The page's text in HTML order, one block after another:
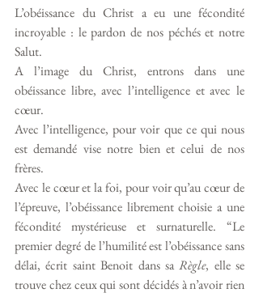
L’obéissance du Christ a eu une fécondité
incroyable : le pardon de nos péchés et notre
Salut.
A l’image du Christ, entrons dans une
obéissance libre, avec l’intelligence et avec le
cœur.
Avec l’intelligence, pour voir que ce qui nous
est demandé vise notre bien et celui de nos
frères.
Avec le cœur et la foi, pour voir qu’au cœur de
l’épreuve, l’obéissance librement choisie a une
fécondité mystérieuse et surnaturelle. “Le
premier degré de l’humilité est l’obéissance sans
délai, écrit saint Benoit dans sa Règle, elle se
trouve chez ceux qui sont décidés à n’avoir rien